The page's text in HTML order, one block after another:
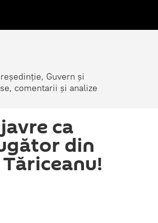
Guvern și
comentarii și analize
ca
din